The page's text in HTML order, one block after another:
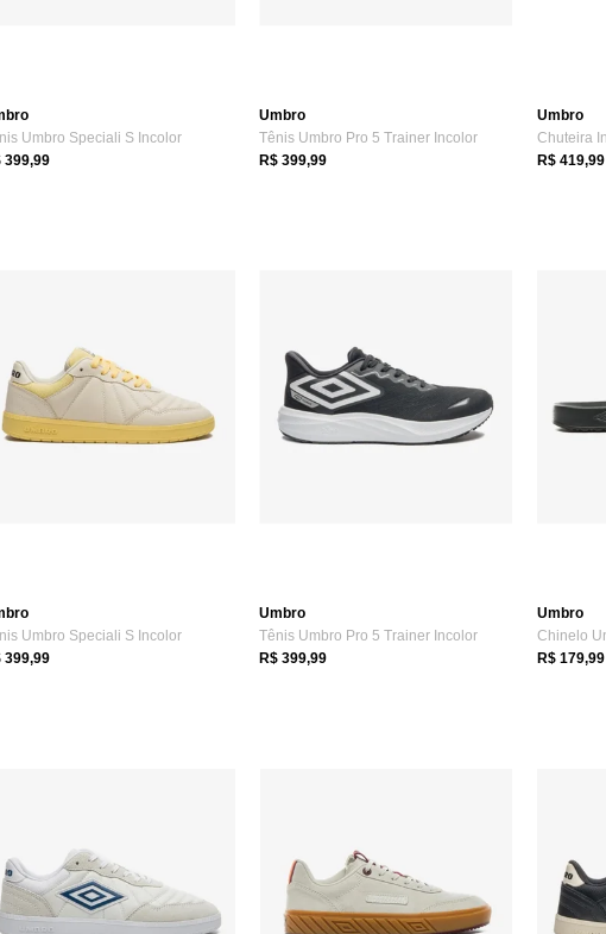
Umbro Speciali S Incolor
399,99
Umbro
Tênis Umbro Pro 5 Trainer Incolor
R$ 399,99
Umbro
R$ 419,99
Umbro Speciali S Incolor
399,99
Umbro
Tênis Umbro Pro 5 Trainer Incolor
R$ 399,99
Umbro
R$ 179,99